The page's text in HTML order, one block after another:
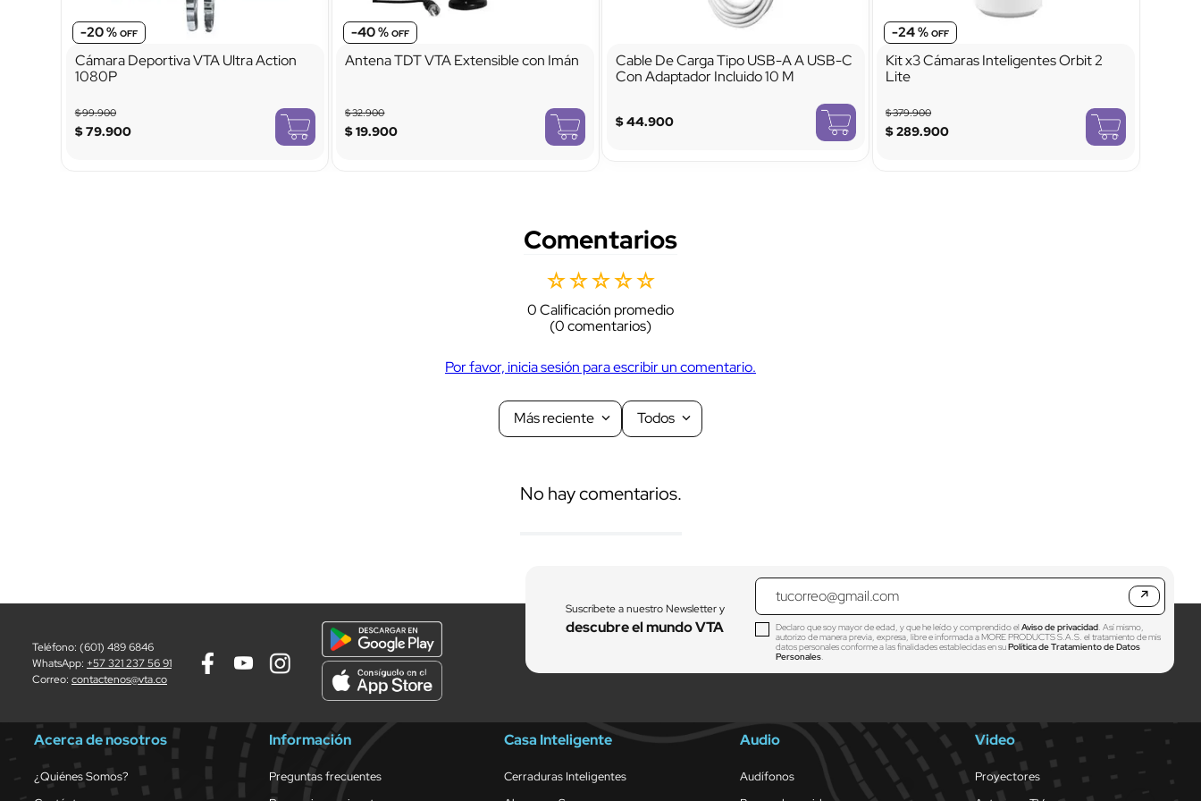
-20 %
Cámara Deportiva VTA Ultra Action
1080P
$99.900
$79.900
-40 %
Antena TDT VTA Extensible con Imán
$32.900
$19.900
Cable De Carga Tipo USB-A A USB-C
Con Adaptador Incluido 10 M
$44.900
-24 %
Kit x3 Cámaras Inteligentes Orbit 2
Lite
$379.900
$289.900
Comentarios
☆☆☆☆☆
0 Calificación promedio
(0 comentarios)
Por favor, inicia sesión para escribir un comentario.
Más reciente Todos
No hay comentarios.
Teléfono: (601) 489 6846
WhatsApp: +57 321 237 56 91
Correo: contactenos@vta.co
Suscríbete a nuestro Newsletter y
descubre el mundo VTA
↗
Declaro que soy mayor de edad, y que he leído y comprendido elAviso de privacidad. Así mismo,
autorizo de manera previa, expresa, libre e informada a MORE PRODUCTS S.A.S. el tratamiento de mis
datos personales conforme a las finalidades establecidas en suPolítica de Tratamiento de Datos
Personales.
Acerca de nosotros
¿Quiénes Somos?
Información
Preguntas frecuentes
Casa Inteligente
Cerraduras Inteligentes
Audio
Audífonos
Video
Proyectores